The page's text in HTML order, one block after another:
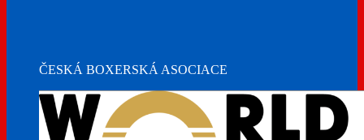
ČESKÁ BOXERSKÁ ASOCIACE